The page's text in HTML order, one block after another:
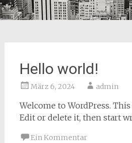
Hello world!
März 6, 2024 admin
Welcome to WordPress.
Edit or delete it, then start
Ein Kommentar